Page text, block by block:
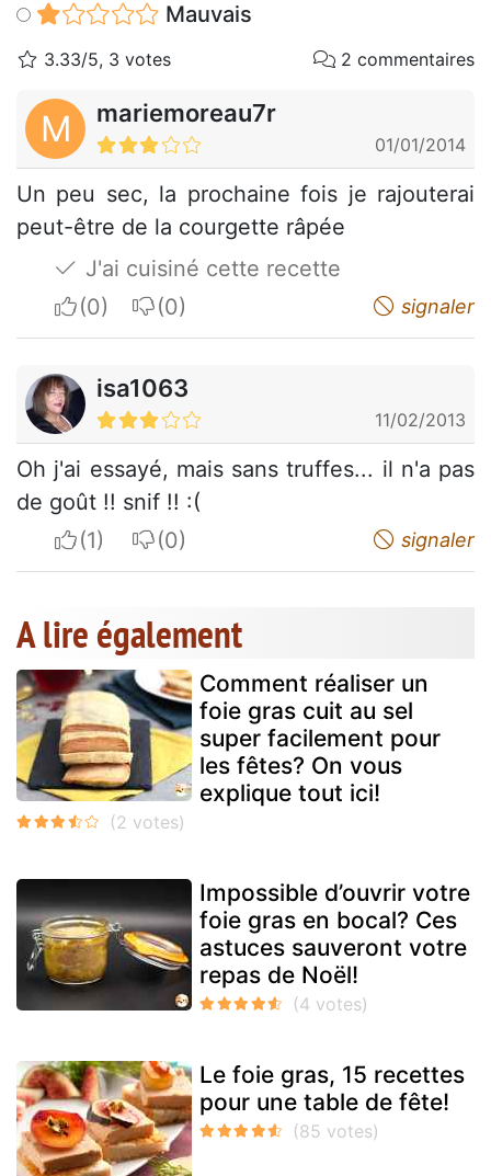
Mauvais
3.33/5, 3 votes 2 commentaires
M mariemoreau7r
01/01/2014
Un peu sec, la prochaine fois je rajouterai
peut-être de la courgette râpée
J'ai cuisiné cette recette
I apreciateI do not appreciate signaler
isa1063
11/02/2013
Oh j'ai essayé, mais sans truffes... il n'a pas
de goût !! snif !! :(
I apreciateI do not appreciate signaler
A lire également
Comment réaliser un
foie gras cuit au sel
super facilement pour
les fêtes? On vous
explique tout ici!
Impossible d’ouvrir votre
foie gras en bocal? Ces
astuces sauveront votre
repas de Noël!
Le foie gras, 15 recettes
pour une table de fête!